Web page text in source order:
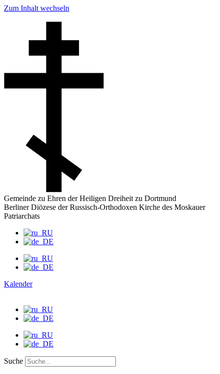
Zum Inhalt wechseln
Gemeinde zu Ehren der Heiligen Dreiheit zu Dortmund
Berliner Diözese der Russisch-Orthodoxen Kirche des Moskauer
Patriarchats
Kalender
Suche